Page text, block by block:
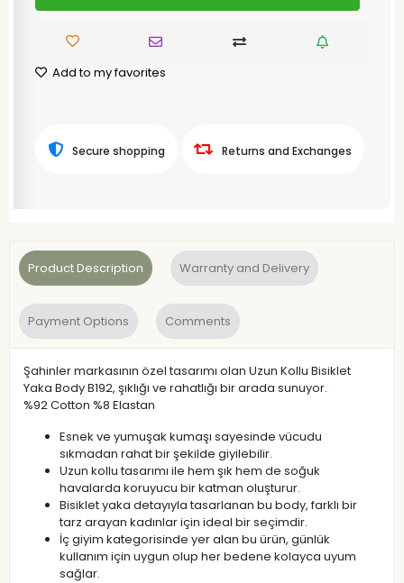
Add to my favorites
Secure shopping Returns and Exchanges
Product Description Warranty and Delivery
Payment Options Comments
Şahinler markasının özel tasarımı olan Uzun Kollu Bisiklet
Yaka Body B192, şıklığı ve rahatlığı bir arada sunuyor.
%92 Cotton %8 Elastan
Esnek ve yumuşak kumaşı sayesinde vücudu
sıkmadan rahat bir şekilde giyilebilir.
Uzun kollu tasarımı ile hem şık hem de soğuk
havalarda koruyucu bir katman oluşturur.
Bisiklet yaka detayıyla tasarlanan bu body, farklı bir
tarz arayan kadınlar için ideal bir seçimdir.
İç giyim kategorisinde yer alan bu ürün, günlük
kullanım için uygun olup her bedene kolayca uyum
sağlar.